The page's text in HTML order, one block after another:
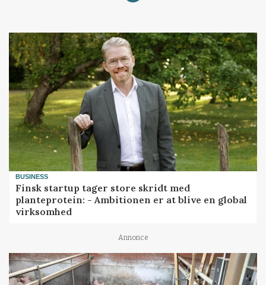
BUSINESS
Finsk startup tager store skridt med
planteprotein: - Ambitionen er at blive en global
virksomhed
Annonce